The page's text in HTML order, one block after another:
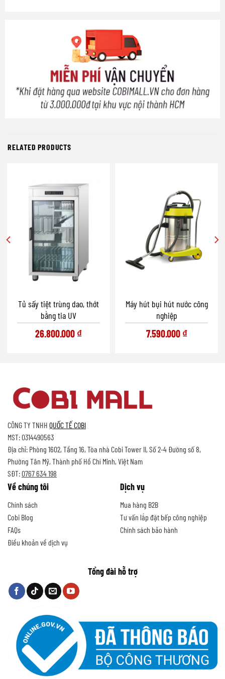
RELATED PRODUCTS
Tủ sấy tiệt trùng dao, thớt
bằng tia UV
26.800.000 ₫
Máy hút bụi hút nước công
nghiệp
7.590.000 ₫
CÔNG TY TNHH QUỐC TẾ COBI
MST: 0314490563
Địa chỉ: Phòng 1602, Tầng 16, Tòa nhà Cobi Tower II, Số 2-4 Đường số 8,
Phường Tân Mỹ, Thành phố Hồ Chí Minh, Việt Nam
SĐT:0767 634 198
Về chúng tôi
Chính sách
Cobi Blog
FAQs
Điều khoản về dịch vụ
Dịch vụ
Mua hàng B2B
Tư vấn lắp đặt bếp công nghiệp
Chính sách bảo hành
Tổng đài hỗ trợ